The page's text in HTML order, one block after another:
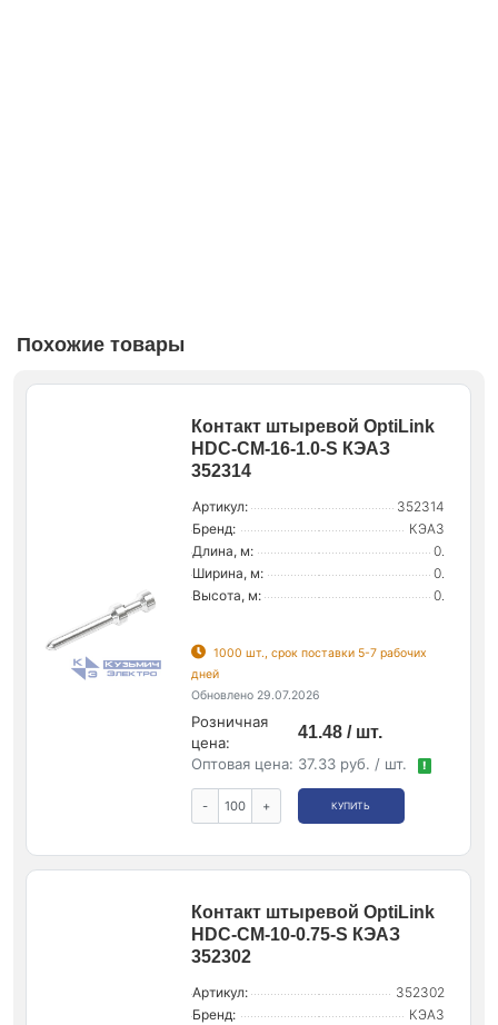
Похожие товары
Контакт штыревой OptiLink
HDC-CM-16-1.0-S КЭАЗ
352314
Артикул:
352314
Бренд:
КЭАЗ
Длина, м:
0.
Ширина, м:
0.
Высота, м:
0.
1000 шт., срок поставки 5-7 рабочих
дней
Обновлено 29.07.2026
Розничная
цена:
41.48 / шт.
Оптовая цена: 37.33 руб. / шт. !
- + КУПИТЬ
Контакт штыревой OptiLink
HDC-CM-10-0.75-S КЭАЗ
352302
Артикул:
352302
Бренд:
КЭАЗ